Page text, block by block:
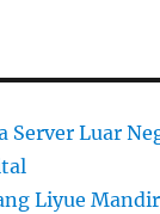
Server Luar
Liyue